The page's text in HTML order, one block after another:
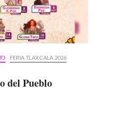
FERIA TLAXCALA 2026
del Pueblo